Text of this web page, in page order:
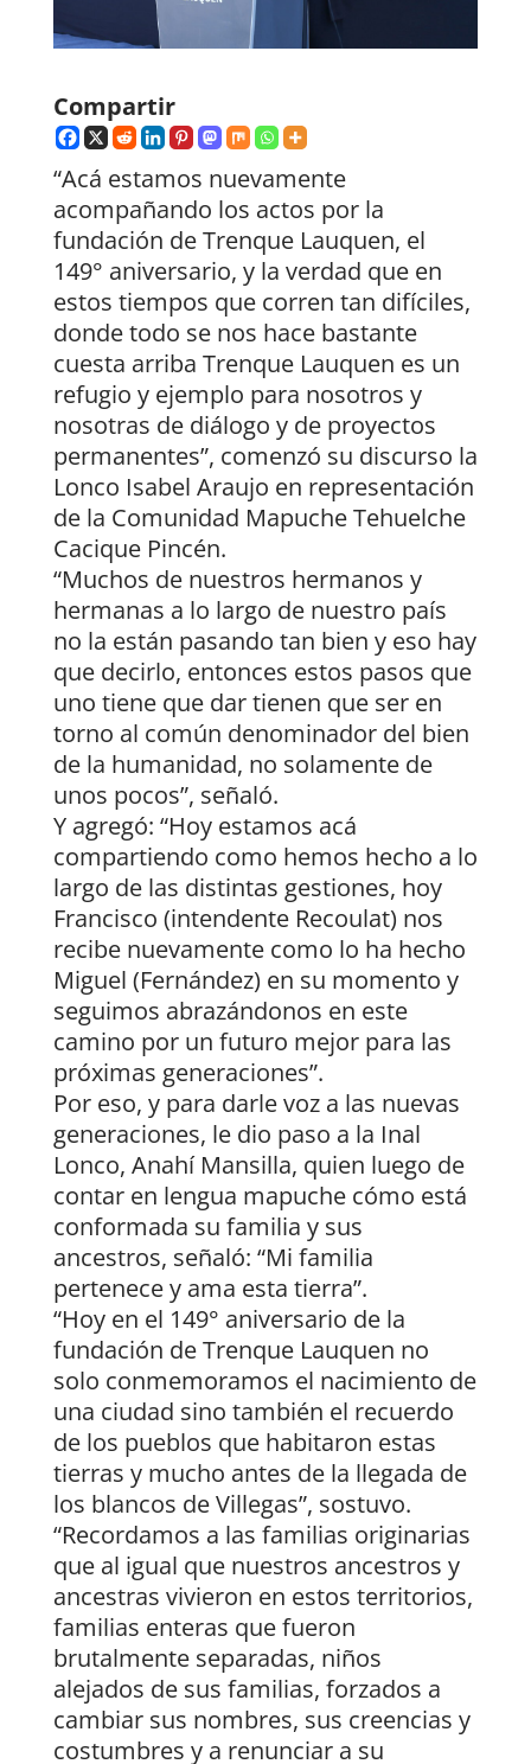
Compartir
“Acá estamos nuevamente
acompañando los actos por la
fundación de Trenque Lauquen, el
149° aniversario, y la verdad que en
estos tiempos que corren tan difíciles,
donde todo se nos hace bastante
cuesta arriba Trenque Lauquen es un
refugio y ejemplo para nosotros y
nosotras de diálogo y de proyectos
permanentes”, comenzó su discurso la
Lonco Isabel Araujo en representación
de la Comunidad Mapuche Tehuelche
Cacique Pincén.
“Muchos de nuestros hermanos y
hermanas a lo largo de nuestro país
no la están pasando tan bien y eso hay
que decirlo, entonces estos pasos que
uno tiene que dar tienen que ser en
torno al común denominador del bien
de la humanidad, no solamente de
unos pocos”, señaló.
Y agregó: “Hoy estamos acá
compartiendo como hemos hecho a lo
largo de las distintas gestiones, hoy
Francisco (intendente Recoulat) nos
recibe nuevamente como lo ha hecho
Miguel (Fernández) en su momento y
seguimos abrazándonos en este
camino por un futuro mejor para las
próximas generaciones”.
Por eso, y para darle voz a las nuevas
generaciones, le dio paso a la Inal
Lonco, Anahí Mansilla, quien luego de
contar en lengua mapuche cómo está
conformada su familia y sus
ancestros, señaló: “Mi familia
pertenece y ama esta tierra”.
“Hoy en el 149° aniversario de la
fundación de Trenque Lauquen no
solo conmemoramos el nacimiento de
una ciudad sino también el recuerdo
de los pueblos que habitaron estas
tierras y mucho antes de la llegada de
los blancos de Villegas”, sostuvo.
“Recordamos a las familias originarias
que al igual que nuestros ancestros y
ancestras vivieron en estos territorios,
familias enteras que fueron
brutalmente separadas, niños
alejados de sus familias, forzados a
cambiar sus nombres, sus creencias y
costumbres y a renunciar a su